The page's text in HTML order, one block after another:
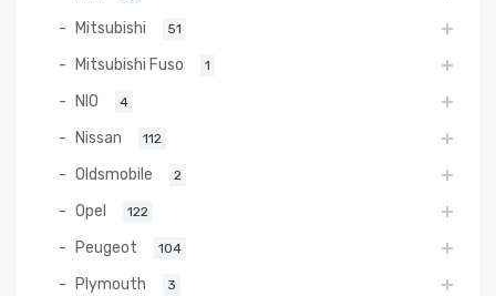
Mitsubishi 51
Mitsubishi Fuso 1
NIO 4
Nissan 112
Oldsmobile 2
Opel 122
Peugeot 104
Plymouth 3